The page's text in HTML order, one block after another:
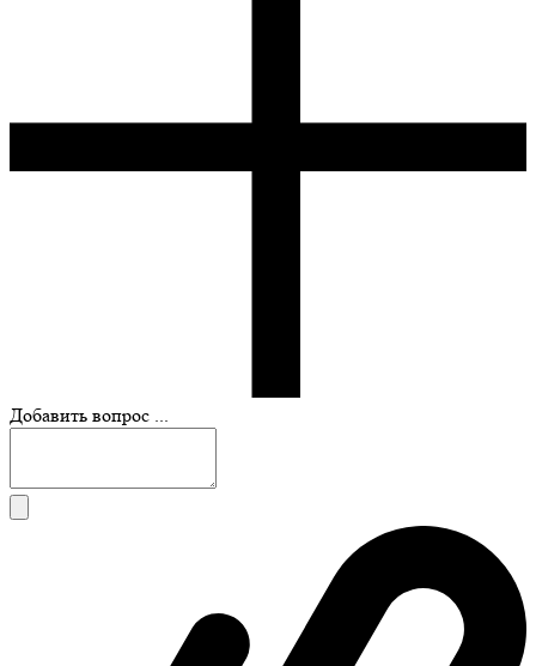
Добавить вопрос ...